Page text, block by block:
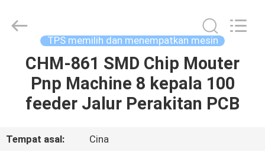
RUMAH
PRODUK
VIDEO
TECHNOLOGY
LIMITED.
TPS memilih dan menempatkan mesin
CHM-861 SMD Chip Mouter
Pnp Machine 8 kepala 100
feeder Jalur Perakitan PCB
Tempat asal:
Cina